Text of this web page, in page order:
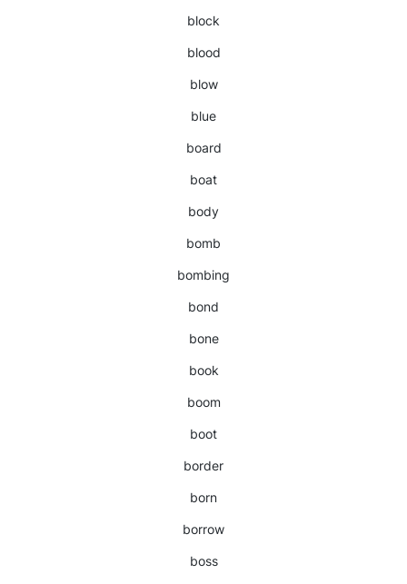
block
blood
blow
blue
board
boat
body
bomb
bombing
bond
bone
book
boom
boot
border
born
borrow
boss